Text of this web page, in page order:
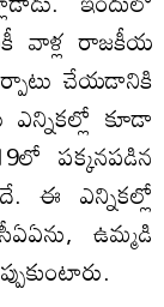
వాళ్ల రాజకీయ
చేయడానికి
కూడా
పక్కనపడిన
ఈ ఎన్నికల్లో
ఉమ్మడి